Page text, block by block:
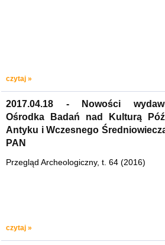
czytaj »
2017.04.18 - Nowości
Ośrodka Badań nad Kulturą
Antyku i Wczesnego
PAN
Przegląd Archeologiczny, t. 64 (2016)
czytaj »